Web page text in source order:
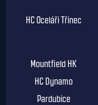
HC Oceláři Třinec
Mountfield HK
HC Dynamo
Pardubice